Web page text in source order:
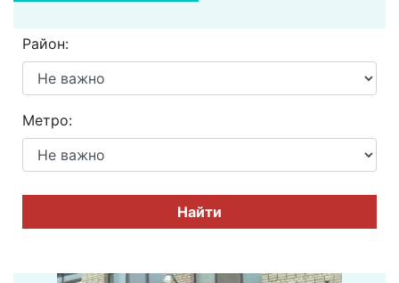
Район:
Метро:
Найти